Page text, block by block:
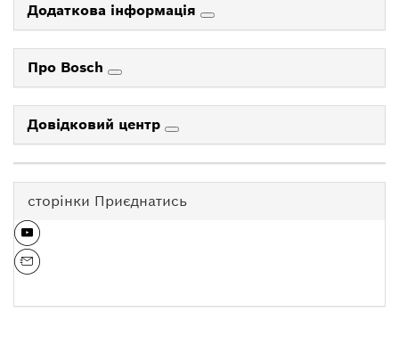
Додаткова інформація
Про Bosch
Довідковий центр
сторінки Приєднатись